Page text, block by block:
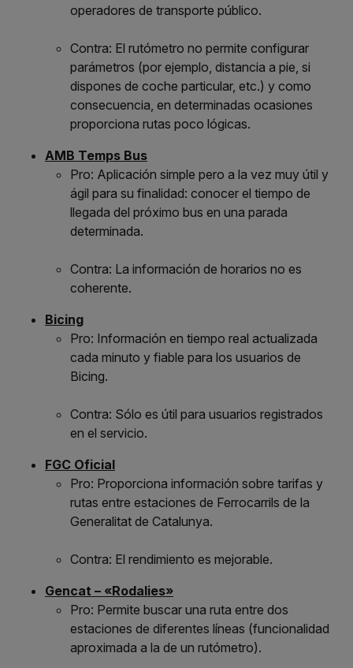
operadores de transporte público.
Contra: El rutómetro no permite configurar
parámetros (por ejemplo, distancia a pie, si
dispones de coche particular, etc.) y como
consecuencia, en determinadas ocasiones
proporciona rutas poco lógicas.
AMB Temps Bus
Pro: Aplicación simple pero a la vez muy útil y
ágil para su finalidad: conocer el tiempo de
llegada del próximo bus en una parada
determinada.
Contra: La información de horarios no es
coherente.
Bicing
Pro: Información en tiempo real actualizada
cada minuto y fiable para los usuarios de
Bicing.
Contra: Sólo es útil para usuarios registrados
en el servicio.
FGC Oficial
Pro: Proporciona información sobre tarifas y
rutas entre estaciones de Ferrocarrils de la
Generalitat de Catalunya.
Contra: El rendimiento es mejorable.
Gencat – «Rodalies»
Pro: Permite buscar una ruta entre dos
estaciones de diferentes líneas (funcionalidad
aproximada a la de un rutómetro).